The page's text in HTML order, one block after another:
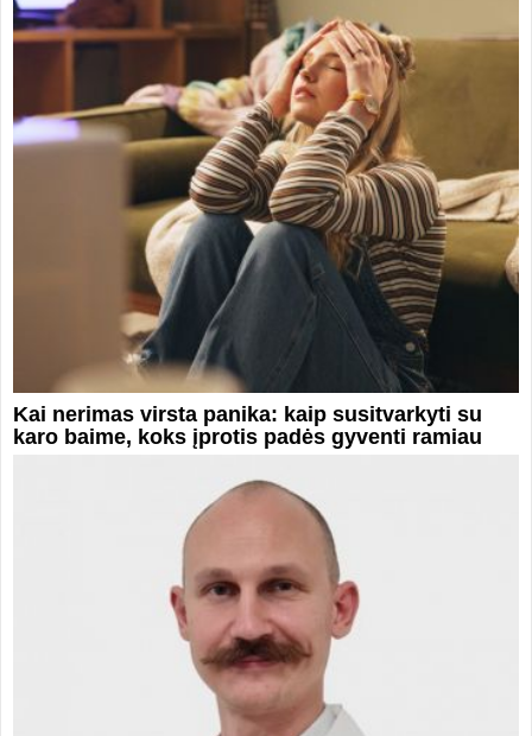
Kai nerimas virsta panika: kaip susitvarkyti su
karo baime, koks įprotis padės gyventi ramiau